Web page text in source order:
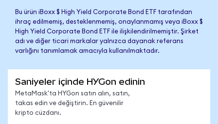
Bu ürün iBoxx $ High Yield Corporate Bond ETF tarafından
ihraç edilmemiş, desteklenmemiş, onaylanmamış veya iBoxx $
High Yield Corporate Bond ETF ile ilişkilendirilmemiştir. Şirket
adı ve diğer ticari markalar yalnızca dayanak referans
varlığını tanımlamak amacıyla kullanılmaktadır.
Saniyeler içinde HYGon edinin
MetaMask'ta HYGon satın alın, satın,
takas edin ve değiştirin. En güvenilir
kripto cüzdanı.